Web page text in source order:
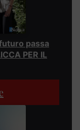
passa
PER IL